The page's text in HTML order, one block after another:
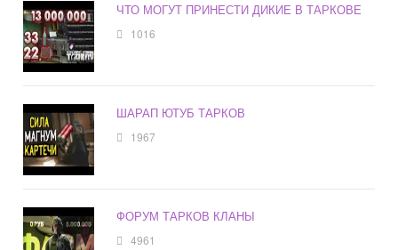
ЧТО МОГУТ ПРИНЕСТИ ДИКИЕ В ТАРКОВЕ
1016
ШАРАП ЮТУБ ТАРКОВ
1967
ФОРУМ ТАРКОВ КЛАНЫ
4961